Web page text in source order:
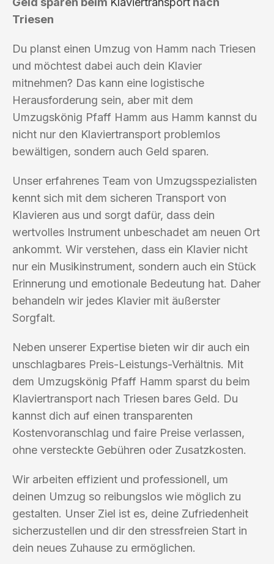
Triesen
Du planst einen Umzug von Hamm nach Triesen
und möchtest dabei auch dein Klavier
mitnehmen? Das kann eine logistische
Herausforderung sein, aber mit dem
Umzugskönig Pfaff Hamm aus Hamm kannst du
nicht nur den Klaviertransport problemlos
bewältigen, sondern auch Geld sparen.
Unser erfahrenes Team von Umzugsspezialisten
kennt sich mit dem sicheren Transport von
Klavieren aus und sorgt dafür, dass dein
wertvolles Instrument unbeschadet am neuen Ort
ankommt. Wir verstehen, dass ein Klavier nicht
nur ein Musikinstrument, sondern auch ein Stück
Erinnerung und emotionale Bedeutung hat. Daher
behandeln wir jedes Klavier mit äußerster
Sorgfalt.
Neben unserer Expertise bieten wir dir auch ein
unschlagbares Preis-Leistungs-Verhältnis. Mit
dem Umzugskönig Pfaff Hamm sparst du beim
Klaviertransport nach Triesen bares Geld. Du
kannst dich auf einen transparenten
Kostenvoranschlag und faire Preise verlassen,
ohne versteckte Gebühren oder Zusatzkosten.
Wir arbeiten effizient und professionell, um
deinen Umzug so reibungslos wie möglich zu
gestalten. Unser Ziel ist es, deine Zufriedenheit
sicherzustellen und dir den stressfreien Start in
dein neues Zuhause zu ermöglichen.